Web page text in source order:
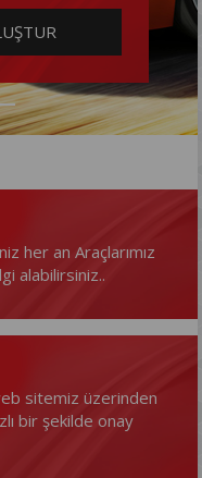
her an Araçlarımız
alabilirsiniz..
sitemiz üzerinden
bir şekilde onay